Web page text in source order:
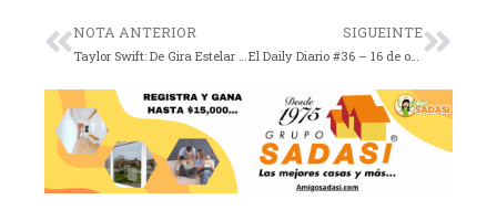
NOTA ANTERIOR SIGUEINTE
El Daily Diario #36 – 16 de octubre de 2023